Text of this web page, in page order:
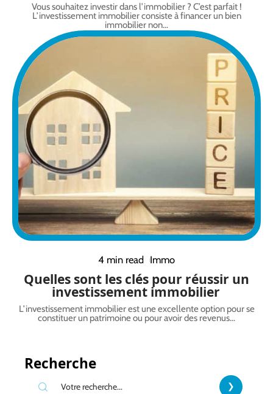
Vous souhaitez investir dans l’immobilier ? C’est parfait !
L’investissement immobilier consiste à financer un bien
immobilier non…
4 min read Immo
Quelles sont les clés pour réussir un
investissement immobilier
L’investissement immobilier est une excellente option pour se
constituer un patrimoine ou pour avoir des revenus…
Recherche